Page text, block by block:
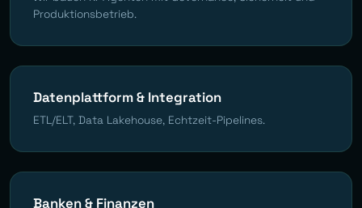
Produktionsbetrieb.
Datenplattform & Integration
ETL/ELT, Data Lakehouse, Echtzeit-Pipelines.
Banken & Finanzen